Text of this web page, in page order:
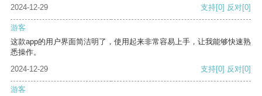
2024-12-29
支持[0] 反对[0]
游客
这款app的用户界面简洁明了，使用起来非常容易上手，让我能够快速熟
悉操作。
2024-12-29
支持[0] 反对[0]
游客